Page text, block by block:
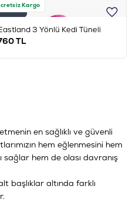
Kargo
3 Yönlü Kedi Tüneli
TL
en sağlıklı ve güvenli
hem eğlenmesini hem
sağlar hem de olası davranış
başlıklar altında farklı